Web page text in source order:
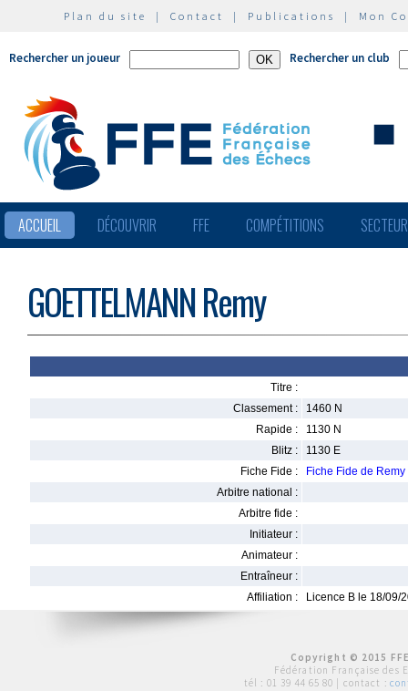
Plan du site | Contact | Publications | Mon
Rechercher un joueur Rechercher un club
ACCUEIL DÉCOUVRIR FFE COMPÉTITIONS
GOETTELMANN Remy
Titre :
Classement :
1460 N
Rapide :
1130 N
Blitz :
1130 E
Fiche Fide :
Fiche Fide de
Arbitre national :
Arbitre fide :
Initiateur :
Animateur :
Entraîneur :
Affiliation :
Licence B le 18/09/
Copyright © 2015
Fédération Française des
tél : 01 39 44 65 80 | contact :